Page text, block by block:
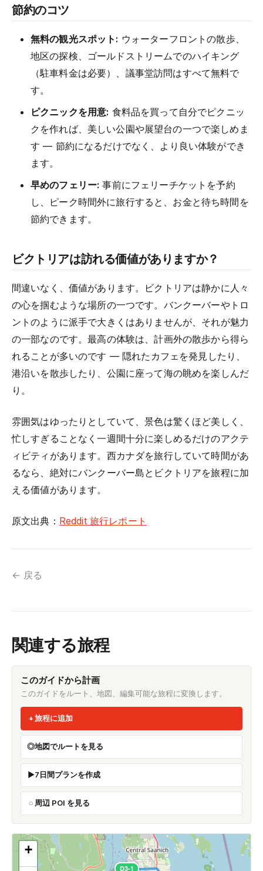
節約のコツ
無料の観光スポット: ウォーターフロントの散歩、
地区の探検、ゴールドストリームでのハイキング
（駐車料金は必要）、議事堂訪問はすべて無料で
す。
ピクニックを用意: 食料品を買って自分でピクニッ
クを作れば、美しい公園や展望台の一つで楽しめま
す — 節約になるだけでなく、より良い体験ができ
ます。
早めのフェリー: 事前にフェリーチケットを予約
し、ピーク時間外に旅行すると、お金と待ち時間を
節約できます。
ビクトリアは訪れる価値がありますか？
間違いなく、価値があります。ビクトリアは静かに人々
の心を掴むような場所の一つです。バンクーバーやトロ
ントのように派手で大きくはありませんが、それが魅力
の一部なのです。最高の体験は、計画外の散歩から得ら
れることが多いのです — 隠れたカフェを発見したり、
港沿いを散歩したり、公園に座って海の眺めを楽しんだ
り。
雰囲気はゆったりとしていて、景色は驚くほど美しく、
忙しすぎることなく一週間十分に楽しめるだけのアクテ
ィビティがあります。西カナダを旅行していて時間があ
るなら、絶対にバンクーバー島とビクトリアを旅程に加
える価値があります。
原文出典： Reddit 旅行レポート
← 戻る
関連する旅程
このガイドから計画
このガイドをルート、地図、編集可能な旅程に変換します。
旅程に追加
地図でルートを見る
7日間プランを作成
周辺 POI を見る
D3-1
+